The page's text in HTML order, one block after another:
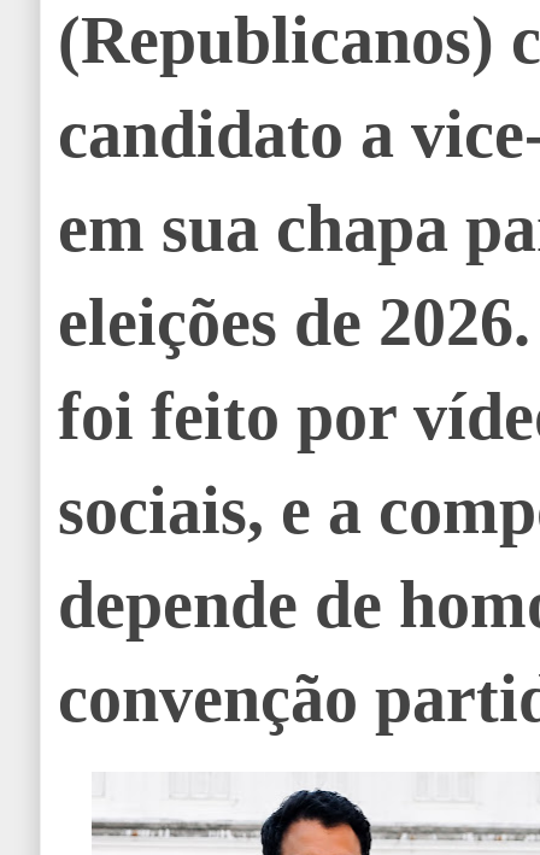
(Republicanos)
candidato a
em sua chapa
eleições de
foi feito por
sociais, e a
depende de
convenção